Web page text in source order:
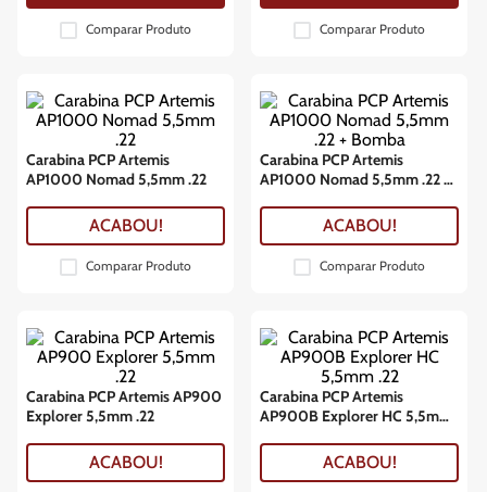
Comparar Produto Comparar Produto
Carabina PCP Artemis
AP1000 Nomad 5,5mm .22
ACABOU!
Comparar Produto
Carabina PCP Artemis
AP1000 Nomad 5,5mm .22 +
ACABOU!
Comparar Produto
Carabina PCP Artemis AP900
Explorer 5,5mm .22
ACABOU!
Carabina PCP Artemis
AP900B Explorer HC 5,5mm
ACABOU!